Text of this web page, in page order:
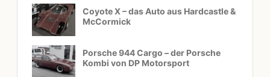
Coyote X – das Auto aus Hardcastle &
McCormick
Porsche 944 Cargo – der Porsche
Kombi von DP Motorsport